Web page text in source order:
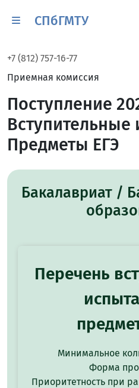
СПбГМТУ
+7 (812) 757-16-77
Приемная комиссия
Поступление
Предметы ЕГЭ
Бакалавриат /
Перечень
Минимальное
Форма
Приоритетность при